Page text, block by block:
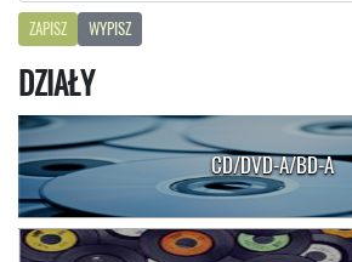
ZAPISZ WYPISZ
DZIAŁY
CD/DVD-A/BD-A